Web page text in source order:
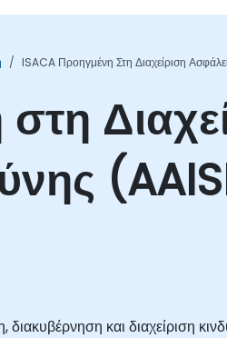
ISACA Προηγμένη Στη Διαχείριση
διακυβέρνηση και διαχείριση